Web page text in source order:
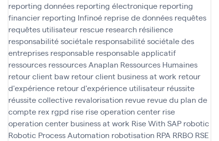
reporting données reporting électronique reporting
financier reporting Infinoé reprise de données requêtes
requêtes utilisateur rescue research résilience
responsabilité sociétale responsabilité sociétale des
entreprises responsable responsable applicatif
ressources ressources Anaplan Ressources Humaines
retour client baw retour client business at work retour
d'expérience retour d'expérience utilisateur réussite
réussite collective revalorisation revue revue du plan de
compte rex rgpd rise rise operation center rise
operation center business at work Rise With SAP robotic
Robotic Process Automation robotisation RPA RRBO RSE